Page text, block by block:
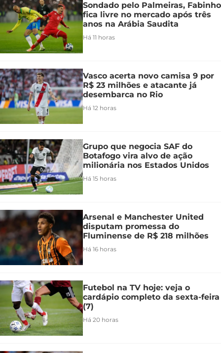
Sondado pelo Palmeiras, Fabinho
fica livre no mercado após três
anos na Arábia Saudita
Há 11 horas
Vasco acerta novo camisa 9 por
R$ 23 milhões e atacante já
desembarca no Rio
Há 12 horas
Grupo que negocia SAF do
Botafogo vira alvo de ação
milionária nos Estados Unidos
Há 15 horas
Arsenal e Manchester United
disputam promessa do
Fluminense de R$ 218 milhões
Há 16 horas
Futebol na TV hoje: veja o
cardápio completo da sexta-feira
(7)
Há 20 horas